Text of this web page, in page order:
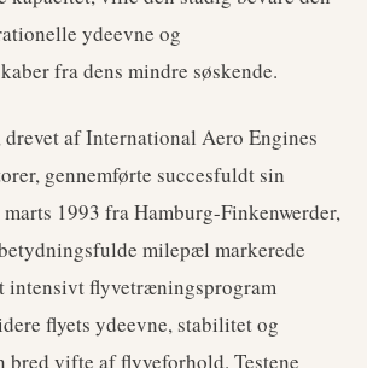
ydeevne og
fra dens mindre søskende.
af International Aero Engines
gennemførte succesfuldt sin
1993 fra Hamburg-Finkenwerder,
milepæl markerede
intensivt flyvetræningsprogram
flyets ydeevne, stabilitet og
bred vifte af flyveforhold. Testene